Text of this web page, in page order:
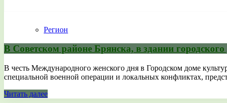
Регион
В Советском районе Брянска, в здании
В честь Международного женского дня в Городском доме
специальной военной операции и локальных конфликтах,
Читать далее